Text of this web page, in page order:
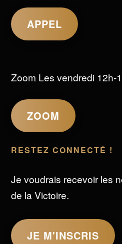
APPEL
Zoom Les vendredi 12h-
ZOOM
RESTEZ CONNECTÉ !
Je voudrais recevoir les
de la Victoire.
JE M'INSCRIS